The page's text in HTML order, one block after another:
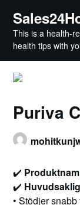
contentThis is a health-
health tips with
Puriva
✔️
✔️
• Stödjer